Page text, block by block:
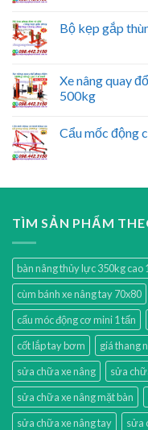
Bộ kẹp gắp
Xe nâng quay
500kg
Cẩu mốc động
TÌM SẢN PHẨM
bàn nâng thủy lực 350kg cao
cùm bánh xe nâng tay 70x80
cẩu móc động cơ mini 1 tấn
cốt lắp tay bơm
giá thang
sửa chữa xe nâng
sửa
sửa chữa xe nâng mặt bàn
sửa chữa xe nâng tay
sửa